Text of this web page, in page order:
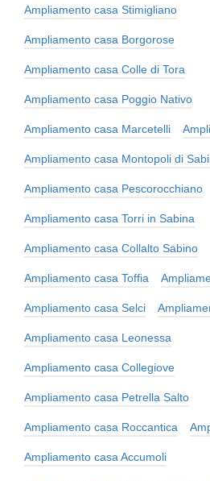
Ampliamento casa Stimigliano
Ampliamento casa Borgorose
Ampliamento casa Colle di Tora
Ampliamento casa Poggio Nativo
Ampliamento casa Marcetelli
Ampliamento casa Montopoli di
Ampliamento casa Pescorocchiano
Ampliamento casa Torri in Sabina
Ampliamento casa Collalto Sabino
Ampliamento casa Toffia
Ampliamento casa Selci
Ampliamento casa Leonessa
Ampliamento casa Collegiove
Ampliamento casa Petrella Salto
Ampliamento casa Roccantica
Ampliamento casa Accumoli